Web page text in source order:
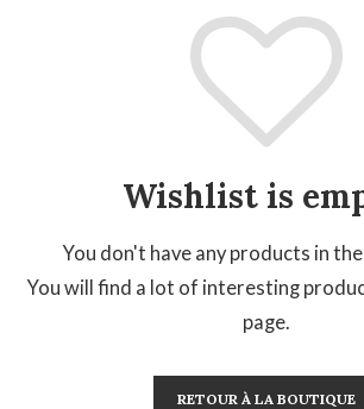
Wishlist is
You don't have any products in
You will find a lot of interesting
page.
RETOUR À LA BOUTIQUE